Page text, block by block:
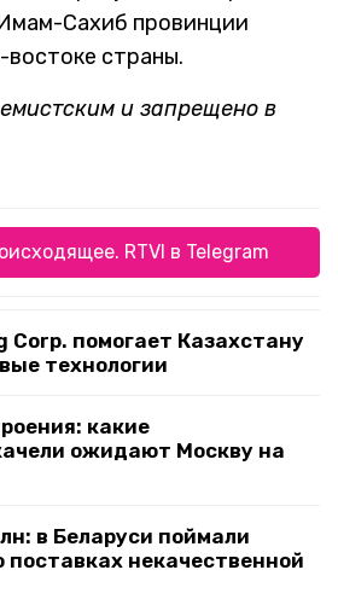
Сахиб провинции
востоке страны.
и запрещено в
RTVI в Telegram
Corp. помогает Казахстану
технологии
какие
ожидают Москву на
в Беларуси поймали
поставках некачественной